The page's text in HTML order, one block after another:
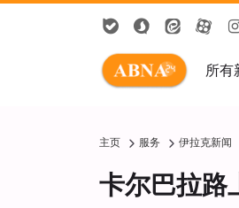
所有
主页 服务 伊拉克新闻
卡尔巴拉路